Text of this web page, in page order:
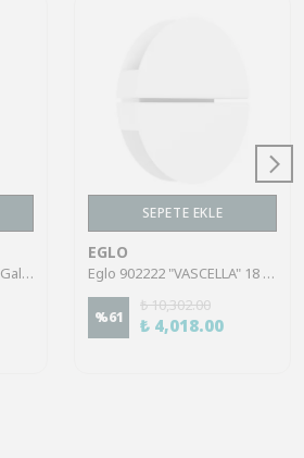
Eglo 97222 "GORZANO" Galvanize Çelik Dış Mekan Bahçe Aydınlatması Aplik Ip44
SEPETE EKLE
EGLO
Eglo 902222 "VASCELLA" 18 Cm Çapında Paslanmaz Çelik Dış Mekan Bahçe Aydınlatması Aplik Ip44
%61
₺ 10,302.00
₺ 4,018.00